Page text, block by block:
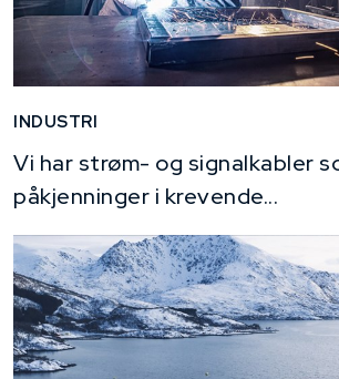
INDUSTRI
Vi har strøm- og signalkabler
påkjenninger i krevende...